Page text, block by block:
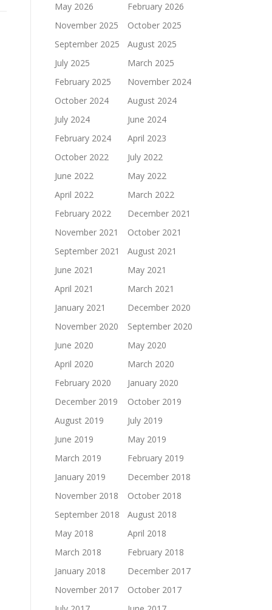
May 2026
February 2026
November 2025
October 2025
September 2025
August 2025
July 2025
March 2025
February 2025
November 2024
October 2024
August 2024
July 2024
June 2024
February 2024
April 2023
October 2022
July 2022
June 2022
May 2022
April 2022
March 2022
February 2022
December 2021
November 2021
October 2021
September 2021
August 2021
June 2021
May 2021
April 2021
March 2021
January 2021
December 2020
November 2020
September 2020
June 2020
May 2020
April 2020
March 2020
February 2020
January 2020
December 2019
October 2019
August 2019
July 2019
June 2019
May 2019
March 2019
February 2019
January 2019
December 2018
November 2018
October 2018
September 2018
August 2018
May 2018
April 2018
March 2018
February 2018
January 2018
December 2017
November 2017
October 2017